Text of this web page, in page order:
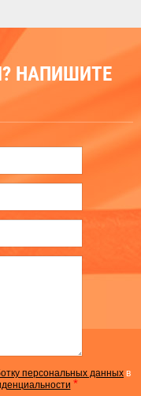
НАПИШИТЕ
персональных данных в
*